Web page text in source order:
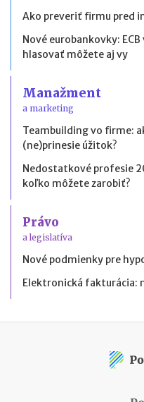
Ako preveriť firmu pred
Nové eurobankovky:
hlasovať môžete aj vy
Manažment
a marketing
Teambuilding vo firme:
(ne)prinesie úžitok?
Nedostatkové profesie
koľko môžete zarobiť?
Právo
a legislatíva
Nové podmienky pre
Elektronická fakturácia: